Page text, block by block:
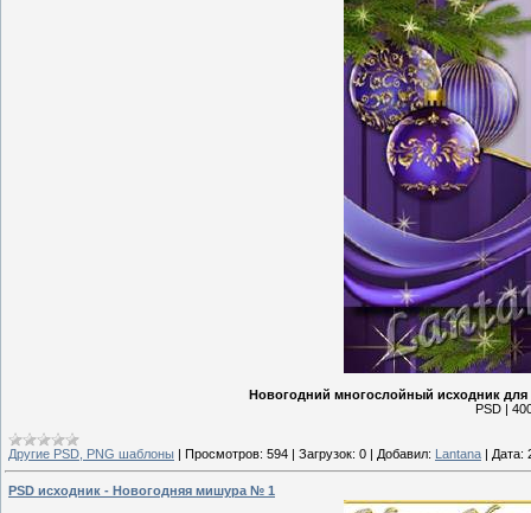
Новогодний многослойный исходник
PSD |
Другие PSD, PNG шаблоны | Просмотров: 594 | Загрузок: 0 | Добавил: Lantana | Дата:
PSD исходник - Новогодняя мишура № 1